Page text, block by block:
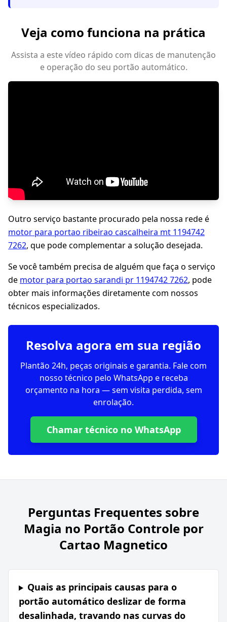
Veja como funciona na prática
Assista a este vídeo rápido com dicas de manutenção
e operação do seu portão automático.
Outro serviço bastante procurado pela nossa rede é
motor para portao ribeirao cascalheira mt 1194742
7262, que pode complementar a solução desejada.
Se você também precisa de alguém que faça o serviço
de motor para portao sarandi pr 1194742 7262, pode
obter mais informações diretamente com nossos
técnicos especializados.
Resolva agora em sua região
Plantão 24h, peças originais e garantia. Fale com
nosso técnico pelo WhatsApp e receba
orçamento na hora — sem visita perdida, sem
enrolação.
Chamar técnico no WhatsApp
Perguntas Frequentes sobre
Magia no Portão Controle por
Cartao Magnetico
Quais as principais causas para o
portão automático deslizar de forma
desalinhada, travando nas curvas do